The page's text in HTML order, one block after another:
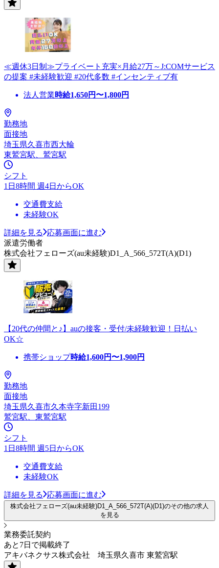
≪週休3日制≫プライベート充実×月給27万～J:COMサービス
の提案 #未経験歓迎 #20代多数 #インセンティブ有
法人営業時給1,650円〜1,800円
勤務地
面接地
埼玉県久喜市西大輪
東鷲宮駅、鷲宮駅
シフト
1日8時間 週4日からOK
交通費支給
未経験OK
詳細を見る
応募画面に進む
派遣労働者
株式会社フェローズ(au未経験)D1_A_566_572T(A)(D1)
【20代の仲間と♪】auの接客・受付/未経験歓迎！日払い
OK☆
携帯ショップ時給1,600円〜1,900円
勤務地
面接地
埼玉県久喜市久本寺字新田199
鷲宮駅、東鷲宮駅
シフト
1日8時間 週5日からOK
交通費支給
未経験OK
詳細を見る 応募画面に進む
株式会社フェローズ(au未経験)D1_A_566_572T(A)(D1)のその他の求人
を見る
業務委託契約
あと7日で掲載終了
アキバネクサス株式会社 埼玉県久喜市 東鷲宮駅